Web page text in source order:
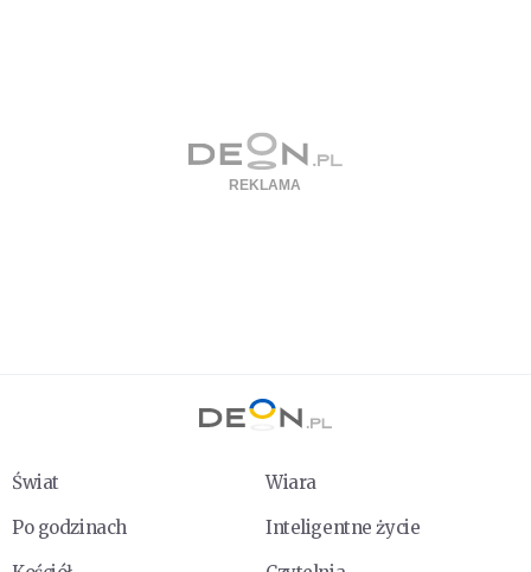
Świat
Wiara
Po godzinach
Inteligentne życie